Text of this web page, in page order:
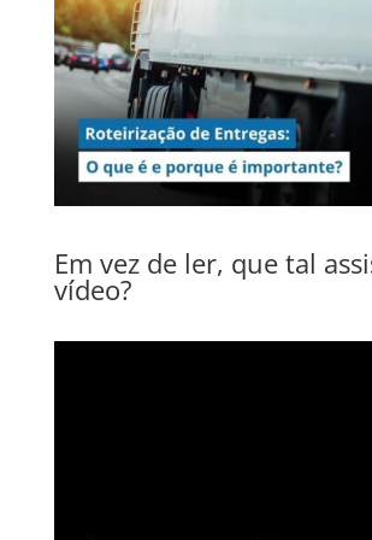
Em vez de ler, que tal
vídeo?